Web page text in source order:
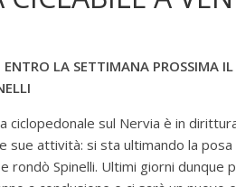
LA SETTIMANA PROSSIMA
sul Nervia è in
sue attività: si sta ultimando la
Spinelli. Ultimi giorni dunque